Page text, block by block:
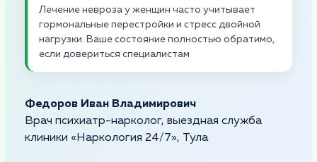
Лечение невроза у женщин часто учитывает
гормональные перестройки и стресс двойной
нагрузки. Ваше состояние полностью обратимо,
если довериться специалистам
Федоров Иван Владимирович
Врач психиатр-нарколог, выездная служба
клиники «Наркология 24/7», Тула